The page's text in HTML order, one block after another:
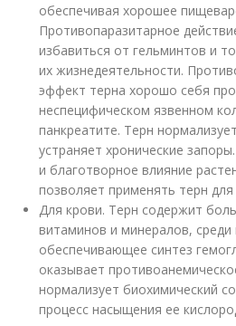
обеспечивая хорошее
Противопаразитарное
избавиться от гельминтов и
их жизнедеятельности.
эффект терна хорошо себя
неспецифическом язвенном
панкреатите. Терн
устраняет хронические
и благотворное влияние
позволяет применять терн для
Для крови. Терн содержит
витаминов и минералов,
обеспечивающее синтез
оказывает
нормализует биохимический
процесс насыщения ее